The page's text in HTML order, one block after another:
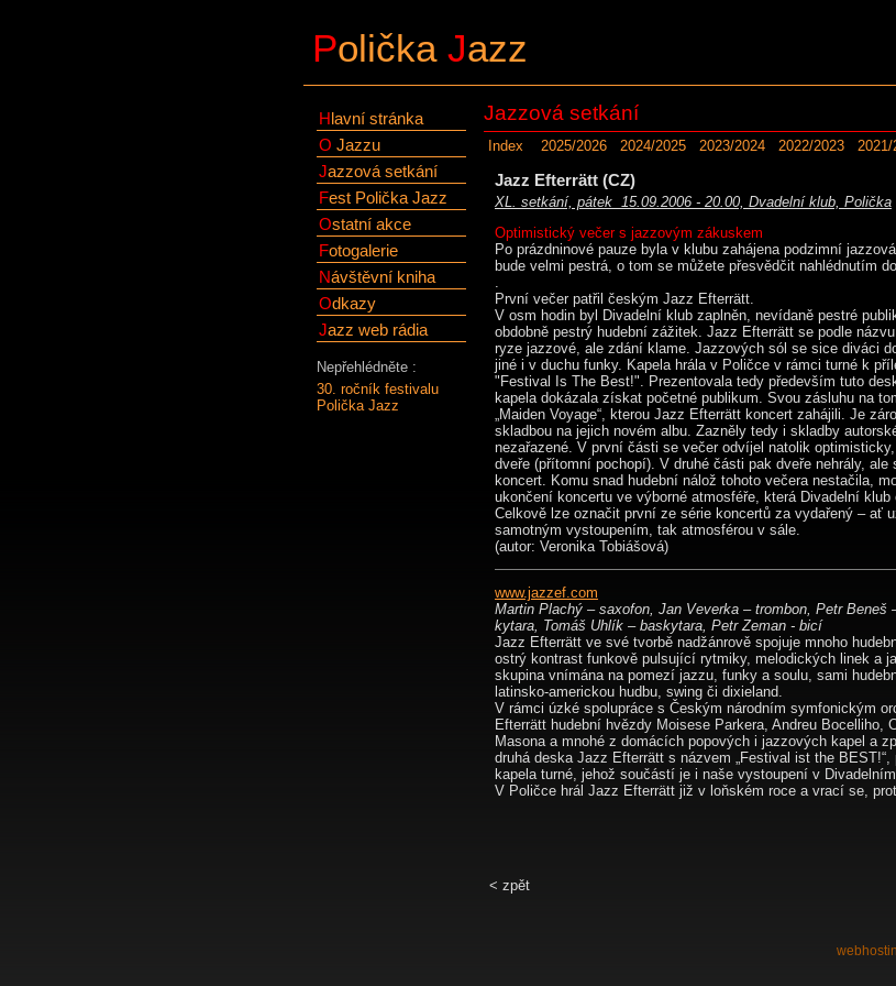
Polička Jazz
Hlavní stránka
O Jazzu
Jazzová setkání
Fest Polička Jazz
Ostatní akce
Fotogalerie
Návštěvní kniha
Odkazy
Jazz web rádia
Nepřehlédněte :
30. ročník festivalu
Polička Jazz
Jazzová setkání
Index 2025/2026 2024/2025 2023/2024 2022/2023 2021/
Jazz Efterrätt (CZ)
XL. setkání, pátek 15.09.2006 - 20.00, Dvadelní klub, Polička
Optimistický večer s jazzovým zákuskem
Po prázdninové pauze byla v klubu zahájena podzimní
bude velmi pestrá, o tom se můžete přesvědčit nahlédnutím
.
První večer patřil českým Jazz Efterrätt.
V osm hodin byl Divadelní klub zaplněn, nevídaně pestré
obdobně pestrý hudební zážitek. Jazz Efterrätt se podle
ryze jazzové, ale zdání klame. Jazzových sól se sice diváci
jiné i v duchu funky. Kapela hrála v Poličce v rámci turné k
"Festival Is The Best!". Prezentovala tedy především tuto
kapela dokázala získat početné publikum. Svou zásluhu na
„Maiden Voyage“, kterou Jazz Efterrätt koncert zahájili. Je
skladbou na jejich novém albu. Zazněly tedy i skladby
nezařazené. V první části se večer odvíjel natolik optimisticky,
dveře (přítomní pochopí). V druhé části pak dveře nehrály,
koncert. Komu snad hudební nálož tohoto večera nestačila,
ukončení koncertu ve výborné atmosféře, která Divadelní klub
Celkově lze označit první ze série koncertů za vydařený – ať
samotným vystoupením, tak atmosférou v sále.
(autor: Veronika Tobiášová)
www.jazzef.com
Martin Plachý – saxofon, Jan Veverka – trombon, Petr Beneš
kytara, Tomáš Uhlík – baskytara, Petr Zeman - bicí
Jazz Efterrätt ve své tvorbě nadžánrově spojuje mnoho
ostrý kontrast funkově pulsující rytmiky, melodických linek a
skupina vnímána na pomezí jazzu, funky a soulu, sami
latinsko-americkou hudbu, swing či dixieland.
V rámci úzké spolupráce s Českým národním symfonickým
Efterrätt hudební hvězdy Moisese Parkera, Andreu Bocelliho,
Masona a mnohé z domácích popových i jazzových kapel a
druhá deska Jazz Efterrätt s názvem „Festival ist the
kapela turné, jehož součástí je i naše vystoupení v
V Poličce hrál Jazz Efterrätt již v loňském roce a vrací se,
< zpět